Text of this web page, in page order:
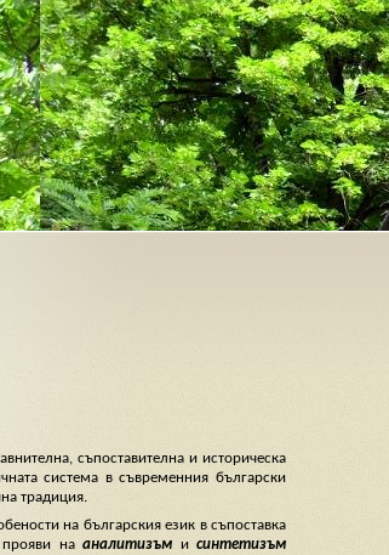
съпоставителна и историческа
система в съвременния български
традиция.
на българския език в съпоставка
на аналитизъм и синтетизъм